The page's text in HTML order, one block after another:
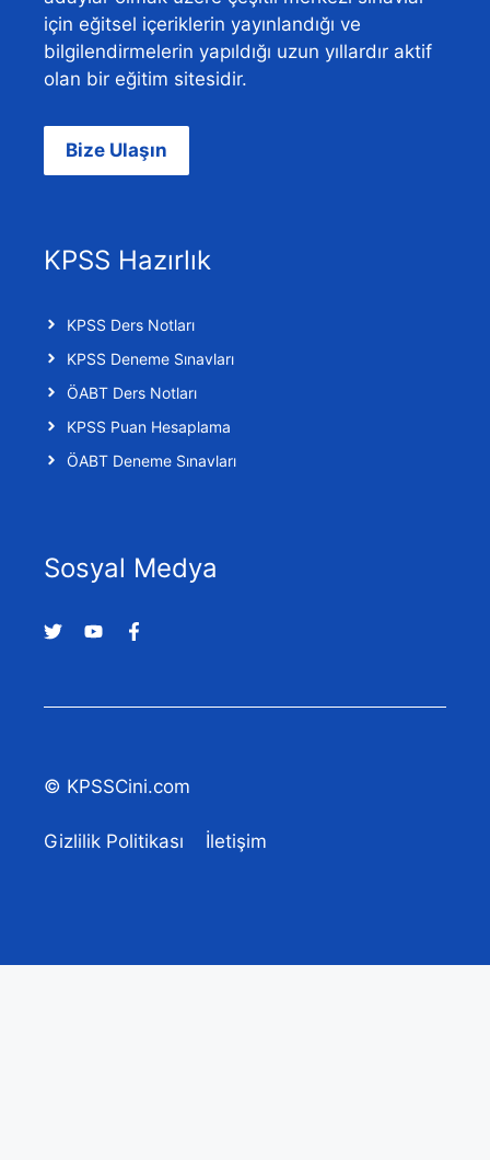
için eğitsel içeriklerin yayınlandığı ve
bilgilendirmelerin yapıldığı uzun yıllardır aktif
olan bir eğitim sitesidir.
Bize Ulaşın
KPSS Hazırlık
KPSS Ders Notları
KPSS Deneme Sınavları
ÖABT Ders Notları
KPSS Puan Hesaplama
ÖABT Deneme Sınavları
Sosyal Medya
© KPSSCini.com
Gizlilik Politikası İletişim